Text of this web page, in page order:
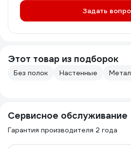
Задать
Этот товар из подборок
Без полок Настенные
Сервисное обслуживание
Гарантия производителя 2 года